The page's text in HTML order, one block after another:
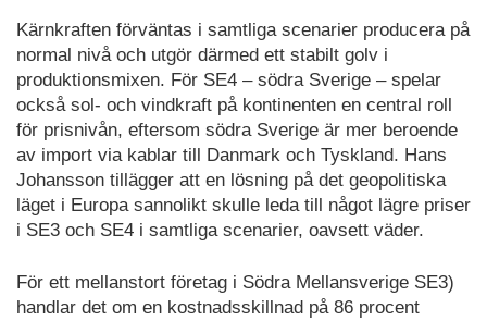
Kärnkraften förväntas i samtliga scenarier producera på
normal nivå och utgör därmed ett stabilt golv i
produktionsmixen. För SE4 – södra Sverige – spelar
också sol- och vindkraft på kontinenten en central roll
för prisnivån, eftersom södra Sverige är mer beroende
av import via kablar till Danmark och Tyskland. Hans
Johansson tillägger att en lösning på det geopolitiska
läget i Europa sannolikt skulle leda till något lägre priser
i SE3 och SE4 i samtliga scenarier, oavsett väder.
För ett mellanstort företag i Södra Mellansverige SE3)
handlar det om en kostnadsskillnad på 86 procent